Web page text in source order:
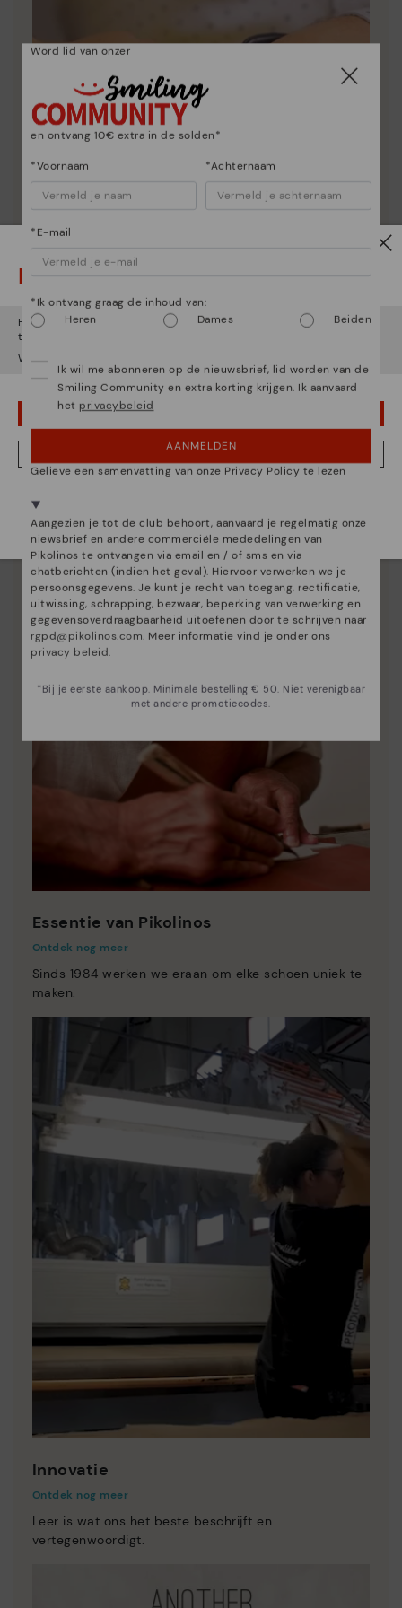
Schoenverzorging
Ontdek nog meer
We geven je de trucs om je Pikolinos schoon te maken
en te verzorgen, zodat ze er als de eerste dag uit
Essentie van Pikolinos
Ontdek nog meer
Sinds 1984 werken we eraan om elke schoen uniek te
maken.
Innovatie
Ontdek nog meer
Leer is wat ons het beste beschrijft en
vertegenwoordigt.
Let op!
Het lijkt erop dat je in Verenigde Staten
bent maar je probeert
toegang te krijgen tot de
Wil je naar onze
OEPS! FOUTJE, IK WIL GRAAG IN VERENIGDE STATEN BLIJVEN
NEE, IK WIL DE NEDERLAND WEBSITE ZIEN
Kies de jouwe
Word lid van onzer
en ontvang 10€ extra in de solden*
*Voornaam *Achternaam
*E-mail
*Ik ontvang graag de inhoud van:
Heren
Dames Beiden
Ik wil me abonneren op de nieuwsbrief, lid worden van de
Smiling Community en extra korting krijgen. Ik aanvaard
het privacybeleid
AANMELDEN
Gelieve een samenvatting van onze Privacy Policy te lezen
Aangezien je tot de club behoort, aanvaard je regelmatig onze
niewsbrief en andere commerciële mededelingen van
Pikolinos te ontvangen via email en / of sms en via
chatberichten (indien het geval). Hiervoor verwerken we je
persoonsgegevens. Je kunt je recht van toegang, rectificatie,
uitwissing, schrapping, bezwaar, beperking van verwerking en
gegevensoverdraagbaarheid uitoefenen door te schrijven naar
rgpd@pikolinos.com. Meer informatie vind je onder ons
privacy beleid.
*Bij je eerste aankoop. Minimale bestelling € 50. Niet verenigbaar
met andere promotiecodes.